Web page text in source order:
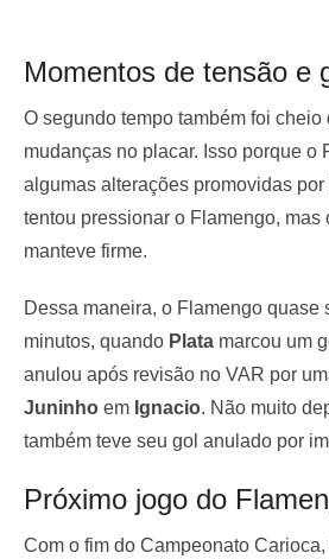
Momentos de tensão e
O segundo tempo também foi cheio
mudanças no placar. Isso porque o
algumas alterações promovidas por
tentou pressionar o Flamengo, mas
manteve firme.
Dessa maneira, o Flamengo quase
minutos, quando Plata marcou um
anulou após revisão no VAR por
Juninho em Ignacio. Não muito
também teve seu gol anulado por
Próximo jogo do
Com o fim do Campeonato Carioca,